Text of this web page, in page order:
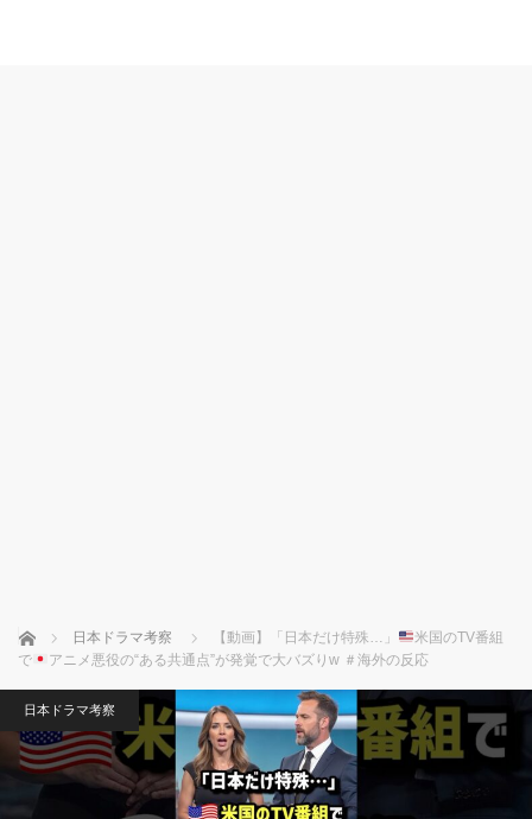
ホーム 日本ドラマ考察 【動画】「日本だけ特殊…」
米国のTV番組
で
アニメ悪役の“ある共通点”が発覚で大バズりw ＃海外の反応
日本ドラマ考察